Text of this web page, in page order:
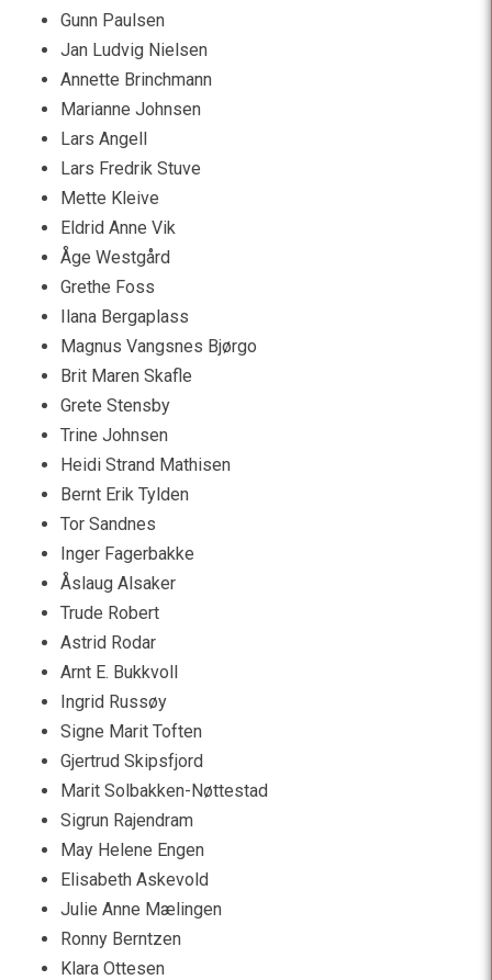
Gunn Paulsen
Jan Ludvig Nielsen
Annette Brinchmann
Marianne Johnsen
Lars Angell
Lars Fredrik Stuve
Mette Kleive
Eldrid Anne Vik
Åge Westgård
Grethe Foss
Ilana Bergaplass
Magnus Vangsnes Bjørgo
Brit Maren Skafle
Grete Stensby
Trine Johnsen
Heidi Strand Mathisen
Bernt Erik Tylden
Tor Sandnes
Inger Fagerbakke
Åslaug Alsaker
Trude Robert
Astrid Rodar
Arnt E. Bukkvoll
Ingrid Russøy
Signe Marit Toften
Gjertrud Skipsfjord
Marit Solbakken-Nøttestad
Sigrun Rajendram
May Helene Engen
Elisabeth Askevold
Julie Anne Mælingen
Ronny Berntzen
Klara Ottesen